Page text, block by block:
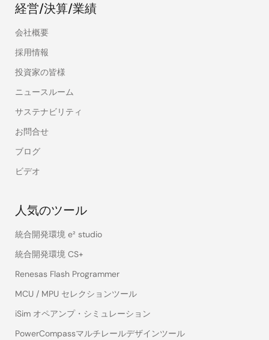
経営/決算/業績
会社概要
採用情報
投資家の皆様
ニュースルーム
サステナビリティ
お問合せ
ブログ
ビデオ
人気のツール
統合開発環境 e² studio
統合開発環境 CS+
Renesas Flash Programmer
MCU / MPU セレクションツール
iSim オペアンプ・シミュレーション
PowerCompassマルチレールデザインツール